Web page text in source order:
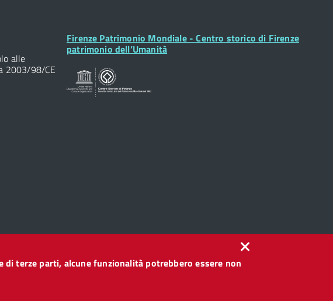
alle
2003/98/CE
Footer
Widget
Firenze Patrimonio Mondiale - Centro storico di Firenze
patrimonio dell’Umanità
terze parti, alcune funzionalità potrebbero essere non